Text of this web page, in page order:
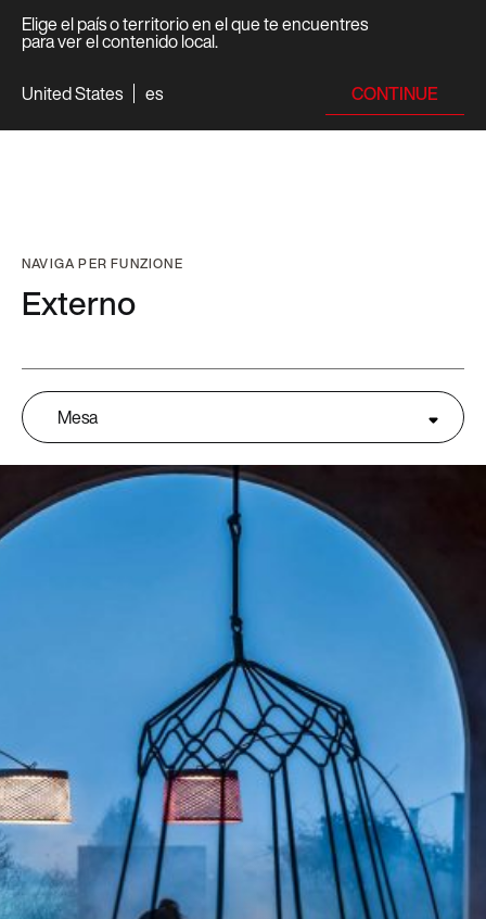
Elige el país o territorio en el que te encuentres
para ver el contenido local.
United States
es CONTINUE
NAVIGA PER FUNZIONE
Externo
Mesa